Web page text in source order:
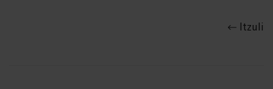
Itzuli